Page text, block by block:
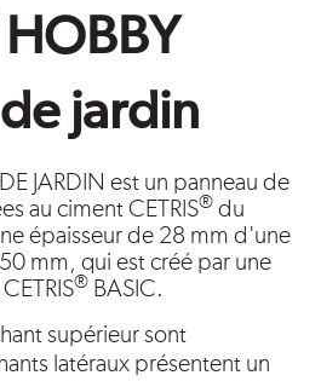
HOBBY
jardin
JARDIN est un panneau de
au ciment CETRIS® du
épaisseur de 28 mm d'une
mm, qui est créé par une
® BASIC.
supérieur sont
latéraux présentent un